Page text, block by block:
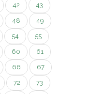
42 43
48 49
54 55
60 61
66 67
72 73